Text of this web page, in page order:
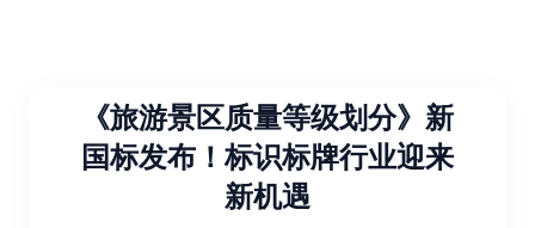
《旅游景区质量等级划分》新
国标发布！标识标牌行业迎来
新机遇